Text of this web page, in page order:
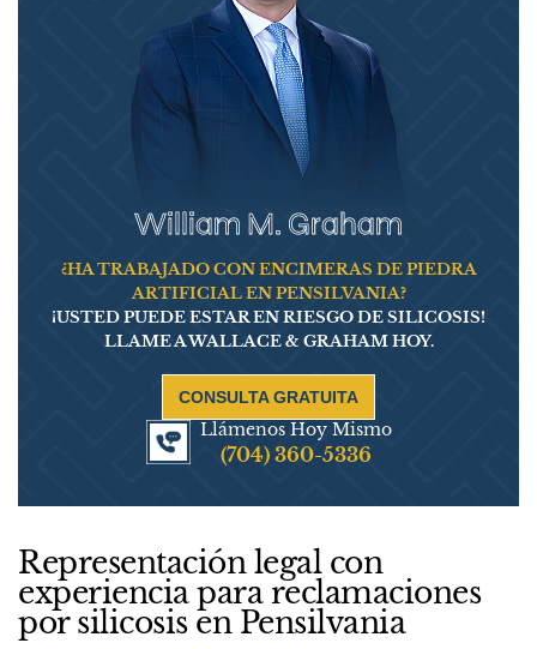
William M. Graham
¿HA TRABAJADO CON ENCIMERAS DE PIEDRA
ARTIFICIAL EN PENSILVANIA?
¡USTED PUEDE ESTAR EN RIESGO DE SILICOSIS!
LLAME A WALLACE & GRAHAM HOY.
CONSULTA GRATUITA
Llámenos Hoy Mismo
(704) 360-5336
Representación legal con
experiencia para reclamaciones
por silicosis en Pensilvania